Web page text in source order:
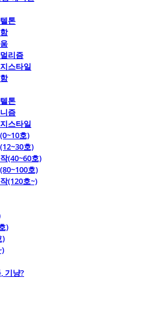
톤
리즘
스타일
톤
즘
스타일
호)
호)
(40~60호)
호)
(120호~)
)
)
기냥?